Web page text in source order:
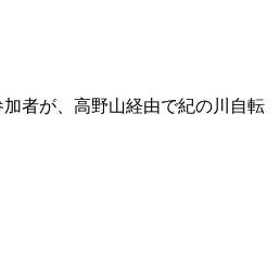
者が、高野山経由で紀の川自転